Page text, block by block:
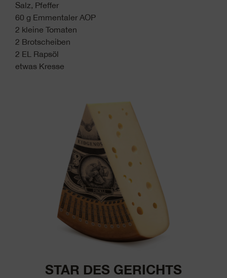
Salz, Pfeffer
60 g Emmentaler AOP
2 kleine Tomaten
2 Brotscheiben
2 EL Rapsöl
etwas Kresse
STAR DES GERICHTS